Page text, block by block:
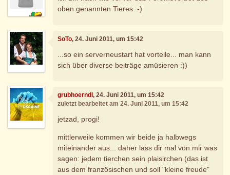
oben genannten Tieres :-)
SoTo, 24. Juni 2011, um 15:42
...so ein serverneustart hat vorteile... man kann
sich über diverse beiträge amüsieren :))
grubhoerndl, 24. Juni 2011, um 15:42
zuletzt bearbeitet am 24. Juni 2011, um 15:42
jetzad, progi!
mittlerweile kommen wir beide ja halbwegs
miteinander aus... daher lass dir mal von mir was
sagen: jedem tierchen sein plaisirchen (das ist
aus dem französischen und soll "kleine freude"